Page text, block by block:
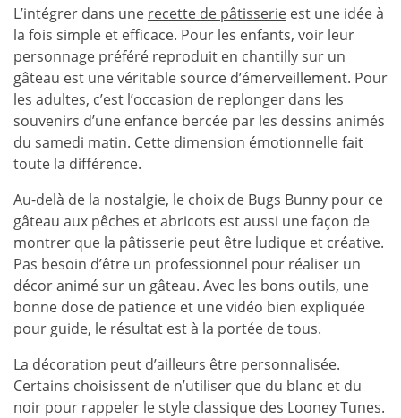
L’intégrer dans une recette de pâtisserie est une idée à
la fois simple et efficace. Pour les enfants, voir leur
personnage préféré reproduit en chantilly sur un
gâteau est une véritable source d’émerveillement. Pour
les adultes, c’est l’occasion de replonger dans les
souvenirs d’une enfance bercée par les dessins animés
du samedi matin. Cette dimension émotionnelle fait
toute la différence.
Au-delà de la nostalgie, le choix de Bugs Bunny pour ce
gâteau aux pêches et abricots est aussi une façon de
montrer que la pâtisserie peut être ludique et créative.
Pas besoin d’être un professionnel pour réaliser un
décor animé sur un gâteau. Avec les bons outils, une
bonne dose de patience et une vidéo bien expliquée
pour guide, le résultat est à la portée de tous.
La décoration peut d’ailleurs être personnalisée.
Certains choisissent de n’utiliser que du blanc et du
noir pour rappeler lestyle classique des Looney Tunes.